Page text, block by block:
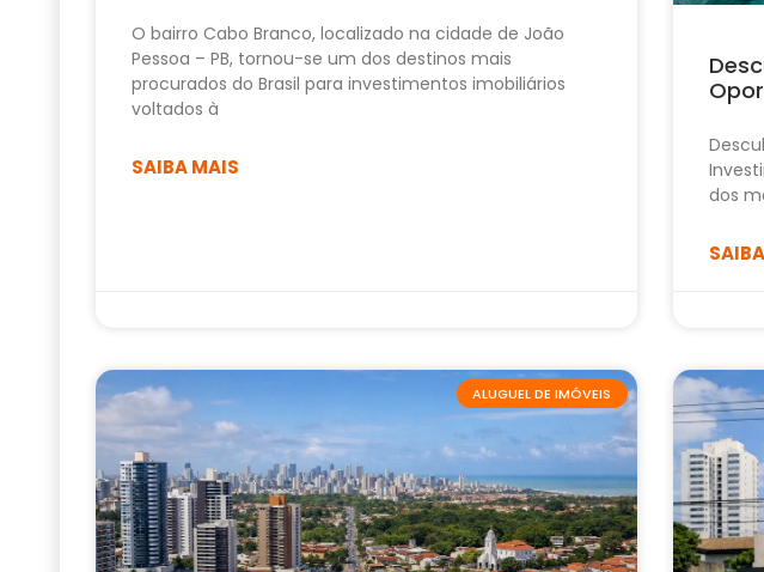
O bairro Cabo Branco, localizado na cidade de João
Pessoa – PB, tornou-se um dos destinos mais
procurados do Brasil para investimentos imobiliários
voltados à
SAIBA MAIS
dos
ALUGUEL DE IMÓVEIS